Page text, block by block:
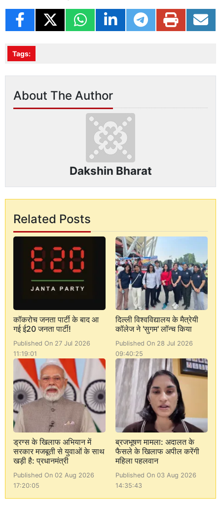
Tags:
About The Author
Dakshin Bharat
Related Posts
कॉकरोच जनता पार्टी के बाद आ
गई ई20 जनता पार्टी!
Published On 27 Jul 2026
11:19:01
दिल्ली विश्वविद्यालय के मैत्रेयी
कॉलेज ने 'सुगम' लॉन्च किया
Published On 28 Jul 2026
09:40:25
ड्रग्स के खिलाफ अभियान में
सरकार मजबूती से युवाओं के साथ
खड़ी है: प्रधानमंत्री
Published On 02 Aug 2026
17:20:05
ब्रजभूषण मामला: अदालत के
फैसले के खिलाफ अपील करेंगी
महिला पहलवान
Published On 03 Aug 2026
14:35:43